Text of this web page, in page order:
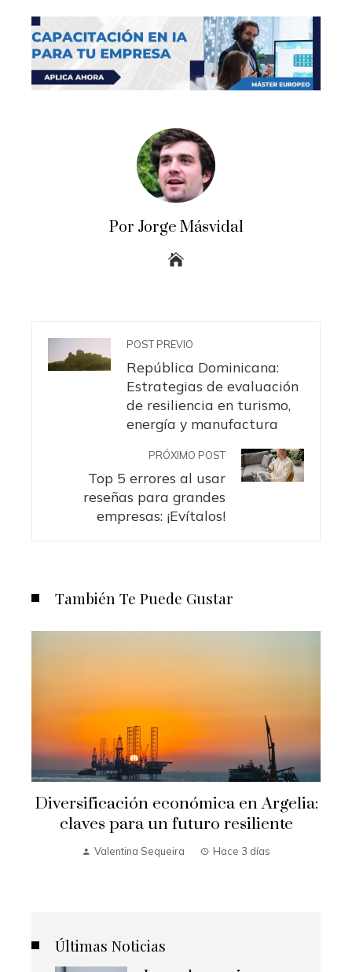
Por Jorge Másvidal
POST PREVIO
República Dominicana:
Estrategias de evaluación
de resiliencia en turismo,
energía y manufactura
PRÓXIMO POST
Top 5 errores al usar
reseñas para grandes
empresas: ¡Evítalos!
También Te Puede Gustar
Diversificación económica en Argelia:
claves para un futuro resiliente
Valentina Sequeira Hace 3 días
Últimas Noticias